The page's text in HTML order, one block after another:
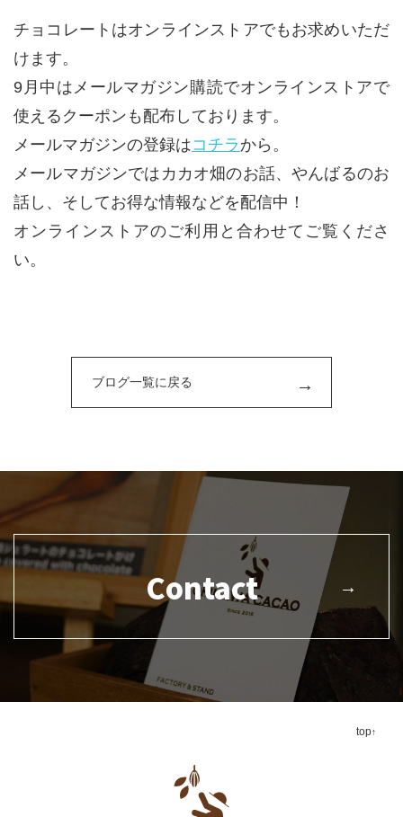
チョコレートはオンラインストアでもお求めいただ
けます。
9月中はメールマガジン購読でオンラインストアで
使えるクーポンも配布しております。
メールマガジンの登録はコチラ から。
メールマガジンではカカオ畑のお話、やんばるのお
話し、そしてお得な情報などを配信中！
オンラインストアのご利用と合わせてご覧くださ
い。
ブログ一覧に戻る
Contact
top